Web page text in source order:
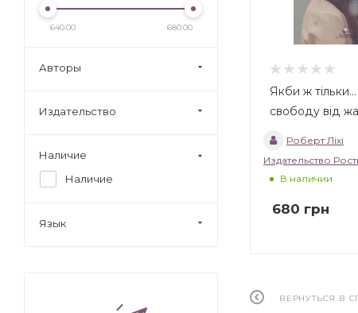
Якби ж
свободу від
Роберт Ліхі
В наличии
680 грн
ВЕРНУТЬСЯ В
640.00 680.00
Авторы
Издательство
Наличие
Наличие
Язык